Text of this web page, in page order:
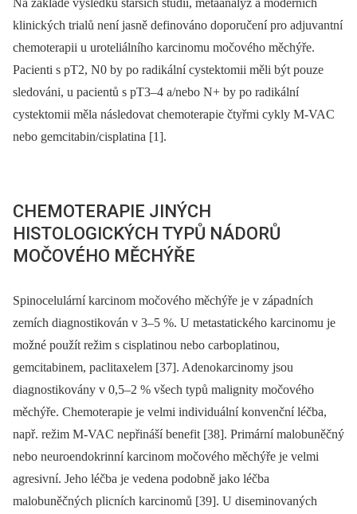
Na základě výsledků starších studií, metaanalýz a moderních
klinických trialů není jasně definováno doporučení pro adjuvantní
chemoterapii u uroteliálního karcinomu močového měchýře.
Pacienti s pT2, N0 by po radikální cystektomii měli být pouze
sledováni, u pacientů s pT3–4 a/nebo N+ by po radikální
cystektomii měla následovat chemoterapie čtyřmi cykly M-VAC
nebo gemcitabin/cisplatina [1].
CHEMOTERAPIE JINÝCH
HISTOLOGICKÝCH TYPŮ NÁDORŮ
MOČOVÉHO MĚCHÝŘE
Spinocelulární karcinom močového mě­­chýře je v západních
zemích diagnosti­kován v 3–5 %. U metastatického karcinomu je
možné použít režim s cisplatinou nebo carboplatinou,
gemcitabinem, paclita­xelem [37]. Adenokarcinomy jsou
diagnostikovány v 0,5–2 % všech typů malignity močového
měchýře. Chemoterapie je velmi individuální konvenční léčba,
např. režim M-VAC nepřináší benefit [38]. Primární malobuněčný
nebo neuro­endokrinní karcinom močového měchýře je velmi
agresivní. Jeho léčba je vedena podobně jako léčba
malobuněčných plicních karcinomů [39]. U diseminovaných